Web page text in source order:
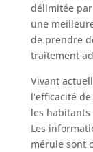
délimitée
une
de prendre
traitement
Vivant
l’efficacité
les habitants
Les
mérule sont